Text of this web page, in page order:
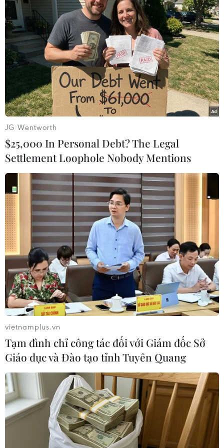
cư dân địa phương, dựa vào nguồn nước ngầm và các
phương thức thích nghi với khí hậu.
Khám phá các hang động kỳ thú trên sa
mạc Sahara
16/03/2026 07:43
Các hang động ở sa mạc Sahara thường không quá
sâu như những hệ thống hang động ở vùng núi đá vôi,
song chúng có giá trị lớn về mặt lịch sử và văn hóa.
JG Wentworth
$25,000 In Personal Debt? The Legal
Settlement Loophole Nobody Mentions
vietnamplus.vn
Tạm đình chỉ công tác đối với Giám đốc Sở
Giáo dục và Đào tạo tỉnh Tuyên Quang